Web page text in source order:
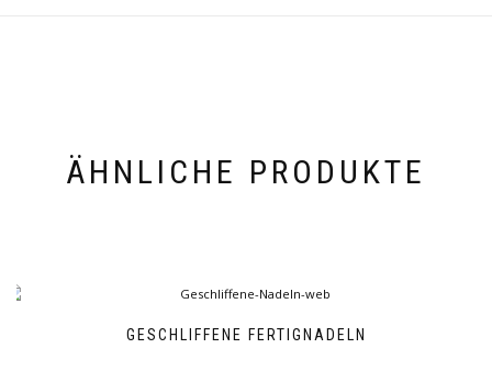
ÄHNLICHE PRODUKTE
GESCHLIFFENE FERTIGNADELN